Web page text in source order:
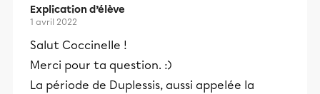
Explication d’élève
1 avril 2022
Salut Coccinelle !
Merci pour ta question. :)
La période de Duplessis, aussi appelée la